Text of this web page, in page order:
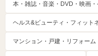
本・雑誌・音楽・DVD・映画・
ヘルス&ビューティ・フィット
マンション・戸建・リフォー